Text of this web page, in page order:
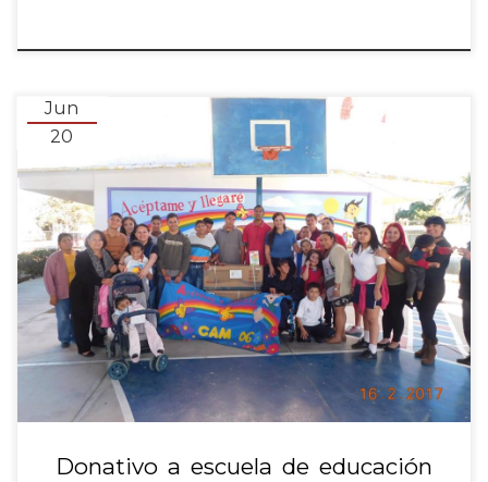
Jun
20
Donativo a escuela de educación